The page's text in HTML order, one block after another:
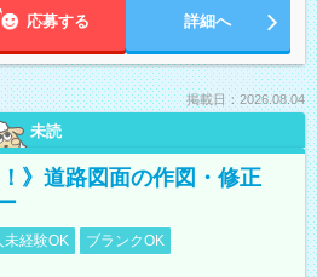
応募する 詳細へ
掲載日：2026.08.04
未読
》道路図面の作図・修正
未経験OK
ブランクOK